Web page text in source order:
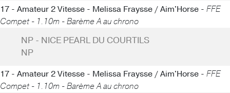
17 - Amateur 2 Vitesse - Melissa Fraysse / Aim'Horse - FFE
Compet - 1.10m - Barème A au chrono
NP - NICE PEARL DU COURTILS
NP
17 - Amateur 2 Vitesse - Melissa Fraysse / Aim'Horse - FFE
Compet - 1.10m - Barème A au chrono